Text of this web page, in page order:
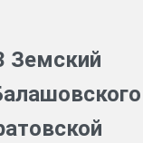
Земский